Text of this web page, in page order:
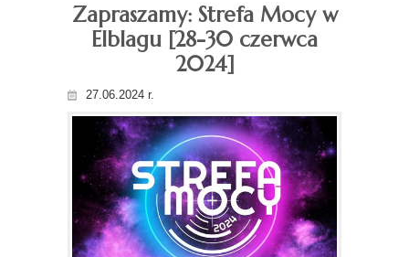
Zapraszamy: Strefa Mocy w
Elblagu [28-30 czerwca
2024]
27.06.2024 r.